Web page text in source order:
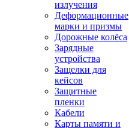
излучения
Деформационные
марки и призмы
Дорожные колёса
Зарядные
устройства
Защелки для
кейсов
Защитные
пленки
Кабели
Карты памяти и